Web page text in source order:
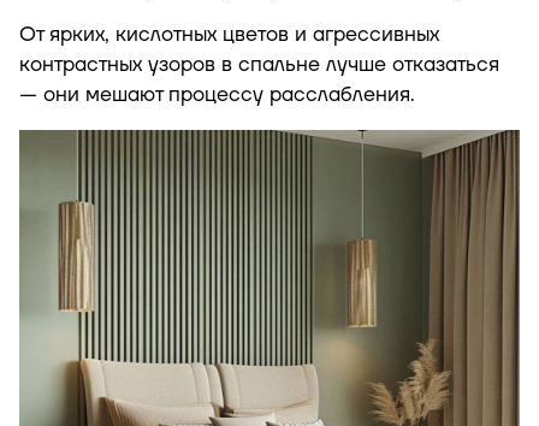
От ярких, кислотных цветов и агрессивных
контрастных узоров в спальне лучше отказаться
— они мешают процессу расслабления.